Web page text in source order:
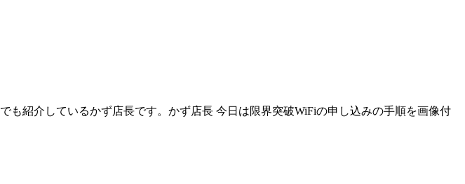
も紹介しているかず店長です。かず店長 今日は限界突破WiFiの申し込みの手順を画像付